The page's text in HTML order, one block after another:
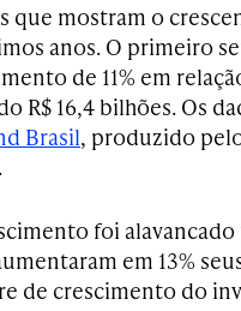
que mostram o
anos. O primeiro
de 11% em
R$ 16,4 bilhões. Os
Brasil, produzido
foi
em 13%
de crescimento do